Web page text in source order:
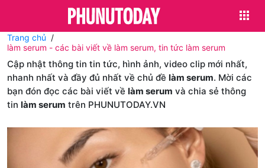
Trang chủ
làm serum - các bài viết về làm serum, tin tức làm serum
Cập nhật thông tin tin tức, hình ảnh, video clip mới nhất,
nhanh nhất và đầy đủ nhất về chủ đề làm serum. Mời các
bạn đón đọc các bài viết về làm serum và chia sẻ thông
tin làm serum trên PHUNUTODAY.VN